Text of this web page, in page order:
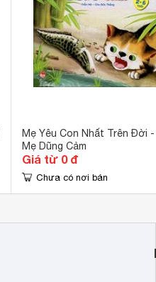
Mẹ Yêu Con Nhất Trên Đời -
Mẹ Dũng Cảm
Giá từ 0 đ
Chưa có nơi bán